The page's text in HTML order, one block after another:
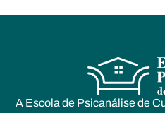
A Escola de Psicanálise de